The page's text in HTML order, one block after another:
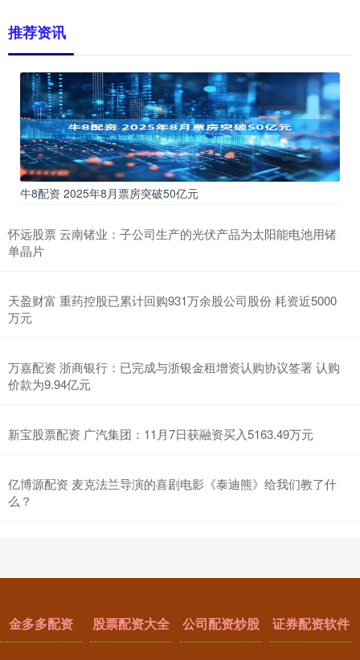
推荐资讯
牛8配资 2025年8月票房突破50亿元
怀远股票 云南锗业：子公司生产的光伏产品为太阳能电池用锗
单晶片
天盈财富 重药控股已累计回购931万余股公司股份 耗资近5000
万元
万嘉配资 浙商银行：已完成与浙银金租增资认购协议签署 认购
价款为9.94亿元
新宝股票配资 广汽集团：11月7日获融资买入5163.49万元
亿博源配资 麦克法兰导演的喜剧电影《泰迪熊》给我们教了什
么？
金多多配资 股票配资大全 公司配资炒股 证券配资软件